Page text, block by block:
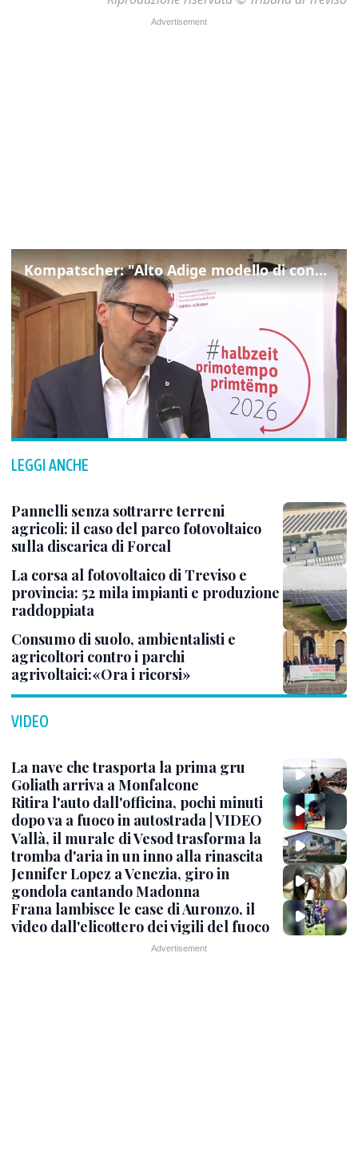
Kompatscher: "Alto Adige modello di convivenza"
LEGGI ANCHE
Pannelli senza sottrarre terreni
agricoli: il caso del parco fotovoltaico
sulla discarica di Forcal
La corsa al fotovoltaico di Treviso e
provincia: 52 mila impianti e produzione
raddoppiata
Consumo di suolo, ambientalisti e
agricoltori contro i parchi
agrivoltaici:«Ora i ricorsi»
VIDEO
La nave che trasporta la prima gru
Goliath arriva a Monfalcone
Ritira l'auto dall'officina, pochi minuti
dopo va a fuoco in autostrada | VIDEO
Vallà, il murale di Vesod trasforma la
tromba d'aria in un inno alla rinascita
Jennifer Lopez a Venezia, giro in
gondola cantando Madonna
Frana lambisce le case di Auronzo, il
video dall'elicottero dei vigili del fuoco